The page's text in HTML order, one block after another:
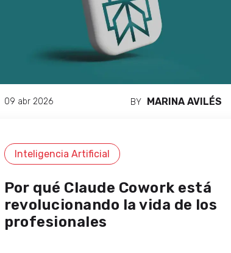
09 abr 2026 BY MARINA AVILÉS
Inteligencia Artificial
Por qué Claude Cowork está
revolucionando la vida de los
profesionales